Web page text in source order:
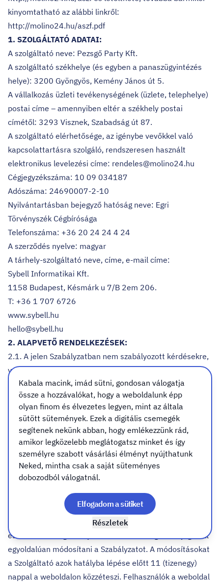
kinyomtatható az alábbi linkről:
http://molino24.hu/aszf.pdf
1. SZOLGÁLTATÓ ADATAI:
A szolgáltató neve: Pezsgő Party Kft.
A szolgáltató székhelye (és egyben a panaszügyintézés
helye): 3200 Gyöngyös, Kemény János út 5.
A vállalkozás üzleti tevékenységének (üzlete, telephelye)
postai címe – amennyiben eltér a székhely postai
címétől: 3293 Visznek, Szabadság út 87.
A szolgáltató elérhetősége, az igénybe vevőkkel való
kapcsolattartásra szolgáló, rendszeresen használt
elektronikus levelezési címe: rendeles@molino24.hu
Cégjegyzékszáma: 10 09 034187
Adószáma: 24690007-2-10
Nyilvántartásban bejegyző hatóság neve: Egri
Törvényszék Cégbírósága
Telefonszáma: +36 20 24 24 4 24‬
A szerződés nyelve: magyar
A tárhely-szolgáltató neve, címe, e-mail címe:
Sybell Informatikai Kft.
1158 Budapest, Késmárk u 7/B 2em 206.
T: +36 1 707 6726
www.sybell.hu
hello@sybell.hu
2. ALAPVETŐ RENDELKEZÉSEK:
2.1. A jelen Szabályzatban nem szabályozott kérdésekre,
valamint jelen Szabályzat értelmezésére a magyar jog az
irányadó, különös tekintettel a Polgári Törvénykönyvről
szóló 2013. évi V. törvény („Ptk.”) és az elektronikus
kereskedelmi szolgáltatások, az információs
társadalommal összefüggő szolgáltatások egyes
kérdéseiről szóló 2001. évi CVIII. (Elker. tv.) törvény,
valamint a fogyasztó és a vállalkozás közötti szerződések
részletes szabályairól szóló 45/2014. (II. 26.) Korm.
rendelet vonatkozó rendelkezéseire. A vonatkozó
jogszabályok kötelező rendelkezései a felekre külön
kikötés nélkül is irányadók.
2.2. A jelen Szabályzat 2018. május 23. napjától hatályos
és visszavonásig hatályban marad. A Szolgáltató jogosult
egyoldalúan módosítani a Szabályzatot. A módosításokat
a Szolgáltató azok hatályba lépése előtt 11 (tizenegy)
nappal a weboldalon közzéteszi. Felhasználók a weboldal
Kabala macink, imád sütni, gondosan válogatja
össze a hozzávalókat, hogy a weboldalunk épp
olyan finom és élvezetes legyen, mint az általa
sütött sütemények. Ezek a digitális csemegék
segítenek nekünk abban, hogy emlékezzünk rád,
amikor legközelebb meglátogatsz minket és így
személyre szabott vásárlási élményt nyújthatunk
Neked, mintha csak a saját süteményes
dobozodból válogatnál.
Részletek
Elfogadom a sütiket